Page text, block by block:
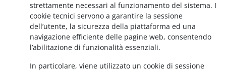
strettamente necessari al funzionamento del sistema. I
cookie tecnici servono a garantire la sessione
dell’utente, la sicurezza della piattaforma ed una
navigazione efficiente delle pagine web, consentendo
l’abilitazione di funzionalità essenziali.
In particolare, viene utilizzato un cookie di sessione